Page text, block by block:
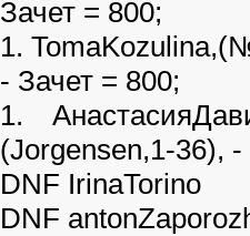
Зачет = 800;
1.
- Зачет = 800;
1.
(Jorgensen,1-36), -
DNF IrinaTorino
DNF